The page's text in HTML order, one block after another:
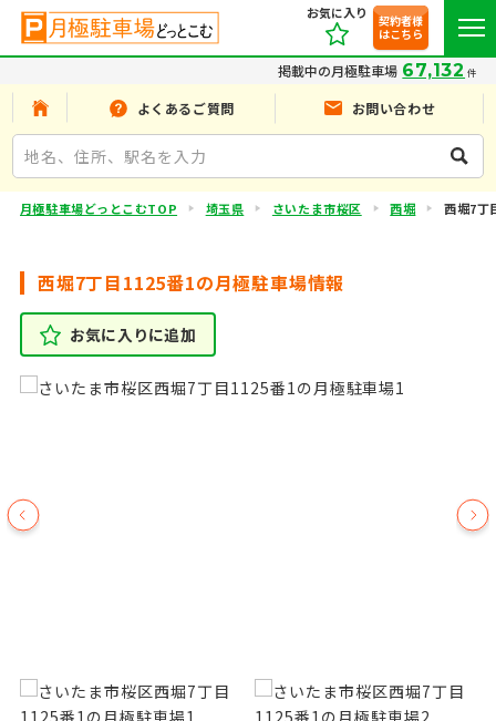
お気に入り
契約者様
はこちら
掲載中の月極駐車場 67,132 件
よくあるご質問 お問い合わせ
月極駐車場どっとこむTOP 埼玉県 さいたま市桜区 西堀 西堀7丁
西堀7丁目1125番1の月極駐車場情報
お気に入りに追加